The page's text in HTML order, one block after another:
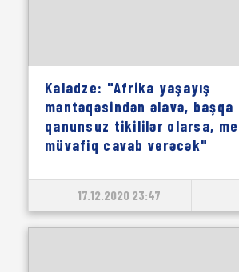
Kaladze: "Afrika yaşayış
məntəqəsindən əlavə, başqa
qanunsuz tikililər olarsa,
müvafiq cavab verəcək"
17.12.2020 23:47